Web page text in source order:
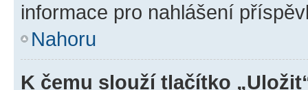
informace pro nahlášení
Nahoru
K čemu slouží tlačítko